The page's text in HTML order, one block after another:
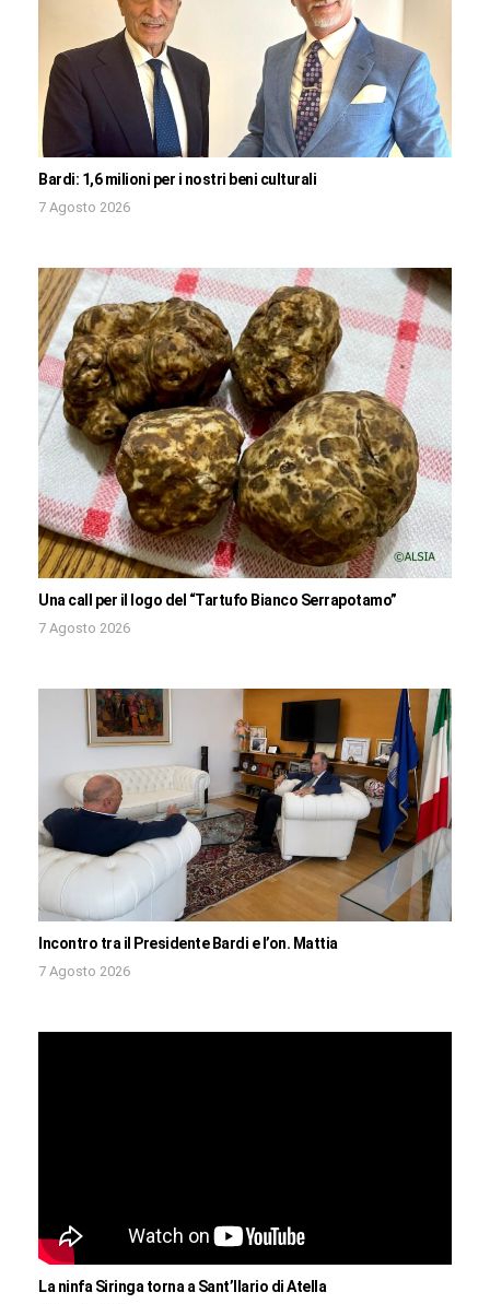
Bardi: 1,6 milioni per i nostri beni culturali
7 Agosto 2026
Una call per il logo del “Tartufo Bianco Serrapotamo”
7 Agosto 2026
Incontro tra il Presidente Bardi e l’on. Mattia
7 Agosto 2026
La ninfa Siringa torna a Sant’Ilario di Atella